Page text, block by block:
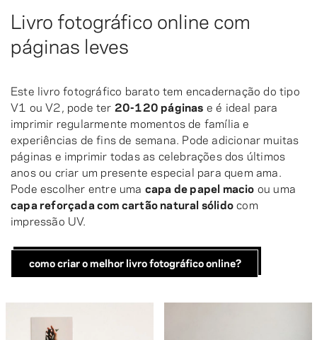
Livro fotográfico online com
páginas leves
Este livro fotográfico barato tem encadernação do tipo
V1 ou V2, pode ter 20-120 páginas e é ideal para
imprimir regularmente momentos de família e
experiências de fins de semana. Pode adicionar muitas
páginas e imprimir todas as celebrações dos últimos
anos ou criar um presente especial para quem ama.
Pode escolher entre uma capa de papel macio ou uma
capa reforçada com cartão natural sólidocom
impressão UV.
como criar o melhor livro fotográfico online?